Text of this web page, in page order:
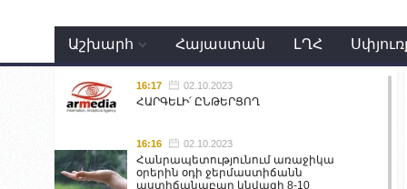
Աշխարհ Հայաստան ԼՂՀ
16:17 02.10.2023
ՀԱՐԳԵԼԻ՛ ԸՆԹԵՐՑՈՂ
16:16 02.10.2023
Հանրապետությունում առաջիկա
օրերին օդի ջերմաստիճանն
աստիճանաբար կնվազի 8-10